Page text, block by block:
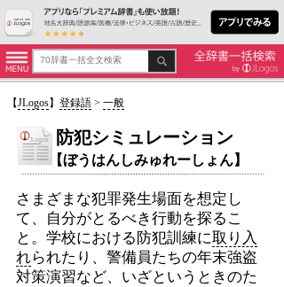
【JLogos】 登録語> 一般
防犯シミュレーション
【ぼうはんしみゅれーしょん】
さまざまな犯罪発生場面を想定し
て、自分がとるべき行動を探るこ
と。学校における防犯訓練に取り入
れられたり、警備員たちの年末強盗
対策演習など、いざというときのた